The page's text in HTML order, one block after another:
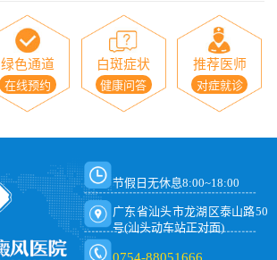
绿色通道
在线预约
白斑症状
健康问答
推荐医师
对症就诊
节假日无休息8:00~18:00
广东省汕头市龙湖区泰山路50
号(汕头动车站正对面)
0754-88051666